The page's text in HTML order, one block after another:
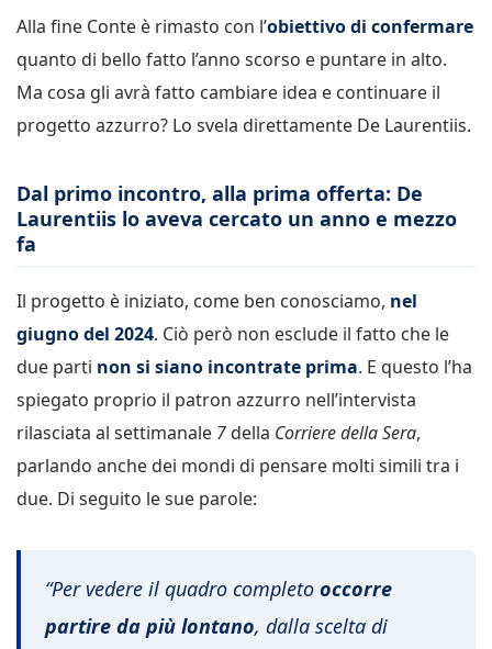
Alla fine Conte è rimasto con l’obiettivo di confermare
quanto di bello fatto l’anno scorso e puntare in alto.
Ma cosa gli avrà fatto cambiare idea e continuare il
progetto azzurro? Lo svela direttamente De Laurentiis.
Dal primo incontro, alla prima offerta: De
Laurentiis lo aveva cercato un anno e mezzo
fa
Il progetto è iniziato, come ben conosciamo, nel
giugno del 2024. Ciò però non esclude il fatto che le
due parti non si siano incontrate prima. E questo l’ha
spiegato proprio il patron azzurro nell’intervista
rilasciata al settimanale 7 della Corriere della Sera,
parlando anche dei mondi di pensare molti simili tra i
due. Di seguito le sue parole:
“Per vedere il quadro completo occorre
partire da più lontano, dalla scelta di